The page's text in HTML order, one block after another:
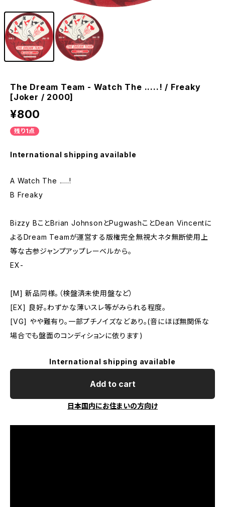
The Dream Team - Watch The .....! / Freaky
[Joker / 2000]
¥800
残り1点
International shipping available
A Watch The .....!
B Freaky
Bizzy BことBrian JohnsonとPugwashことDean Vincentに
よるDream Teamが運営する版権完全無視大ネタ無断使用上
等な古参ジャンプアップレーベルから。
EX-
[M] 新品同様。（検盤済未使用盤など）
[EX] 良好。わずかな薄いスレ等がみられる程度。
[VG] やや難有り。一部プチノイズなどあり。(音にほぼ無関係な
場合でも盤面のコンディションに依ります)
International shipping available
Add to cart
日本国内にお住まいの方向け